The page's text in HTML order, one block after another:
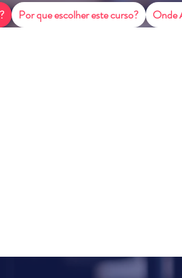
Por que escolher este curso? Onde